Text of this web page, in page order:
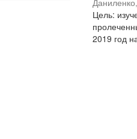
Цель:
2019 год